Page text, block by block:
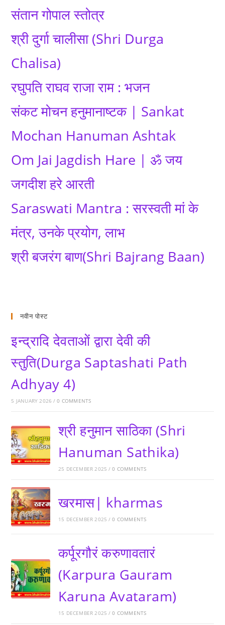
संतान गोपाल स्तोत्र
श्री दुर्गा चालीसा (Shri Durga
Chalisa)
रघुपति राघव राजा राम : भजन
संकट मोचन हनुमानाष्टक | Sankat
Mochan Hanuman Ashtak
Om Jai Jagdish Hare | ॐ जय
जगदीश हरे आरती
Saraswati Mantra : सरस्वती मां के
मंत्र, उनके प्रयोग, लाभ
श्री बजरंग बाण(Shri Bajrang Baan)
नवीन पोस्ट
इन्द्रादि देवताओं द्वारा देवी की
स्तुति(Durga Saptashati Path
Adhyay 4)
5 JANUARY 2026 / 0 COMMENTS
श्री हनुमान साठिका (Shri
Hanuman Sathika)
25 DECEMBER 2025 / 0 COMMENTS
खरमास| kharmas
15 DECEMBER 2025 / 0 COMMENTS
कर्पूरगौरं करुणावतारं
(Karpura Gauram
Karuna Avataram)
15 DECEMBER 2025 / 0 COMMENTS